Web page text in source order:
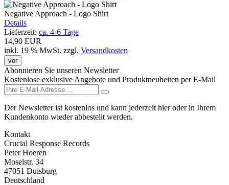
Negative Approach - Logo Shirt
Details
Lieferzeit: ca. 4-6 Tage
14,90 EUR
inkl. 19 % MwSt. zzgl. Versandkosten
vor
Abonnieren Sie unseren Newsletter
Kostenlose exklusive Angebote und Produktneuheiten per E-Mail
Der Newsletter ist kostenlos und kann jederzeit hier oder in Ihrem
Kundenkonto wieder abbestellt werden.
Kontakt
Crucial Response Records
Peter Hoeren
Moselstr. 34
47051 Duisburg
Deutschland